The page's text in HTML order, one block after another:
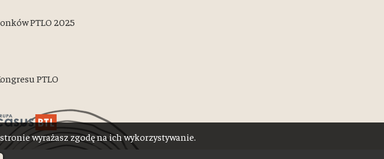
PTLO 2025
PTLO
wyrażasz zgodę na ich wykorzystywanie.